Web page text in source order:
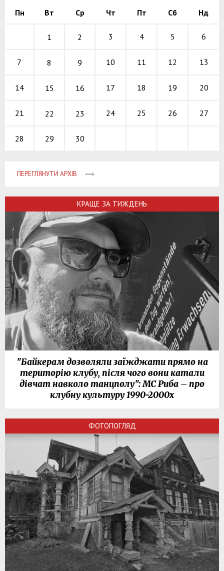
Пн Вт Ср Чт Пт Сб Нд
1 2 3 4 5 6
7 8 9 10 11 12 13
14 15 16 17 18 19 20
21 22 23 24 25 26 27
28 29 30
ПЕРЕГЛЯНУТИ АРХІВ
КРАЩЕ ЗА ТИЖДЕНЬ
"Байкерам дозволяли заїжджати прямо на
територію клубу, після чого вони катали
дівчат навколо танцполу": МС Риба – про
клубну культуру 1990-2000х
ФОТОПОГЛЯД